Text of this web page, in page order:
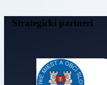
Strategickí partneri